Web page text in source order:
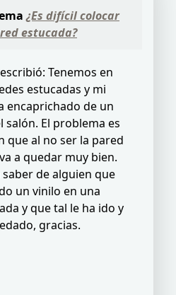
¿Es difícil colocar
estucada?
Tenemos en
estucadas y mi
encaprichado de un
salón. El problema es
que al no ser la pared
a quedar muy bien.
de alguien que
un vinilo en una
y que tal le ha ido y
gracias.